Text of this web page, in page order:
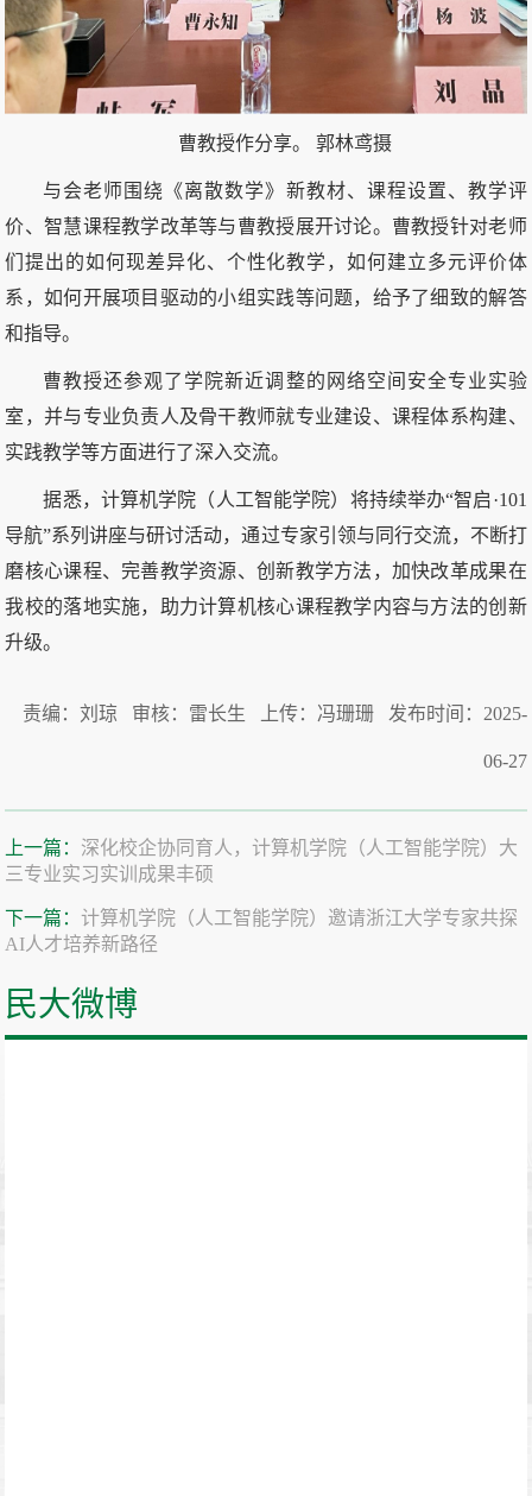
曹教授作分享。 郭林鸢摄
与会老师围绕《离散数学》新教材、课程设置、教学评
价、智慧课程教学改革等与曹教授展开讨论。曹教授针对老师
们提出的如何现差异化、个性化教学，如何建立多元评价体
系，如何开展项目驱动的小组实践等问题，给予了细致的解答
和指导。
曹教授还参观了学院新近调整的网络空间安全专业实验
室，并与专业负责人及骨干教师就专业建设、课程体系构建、
实践教学等方面进行了深入交流。
据悉，计算机学院（人工智能学院）将持续举办“智启·101
导航”系列讲座与研讨活动，通过专家引领与同行交流，不断打
磨核心课程、完善教学资源、创新教学方法，加快改革成果在
我校的落地实施，助力计算机核心课程教学内容与方法的创新
升级。
责编：刘琼 审核：雷长生 上传：冯珊珊 发布时间：2025-
06-27
上一篇： 深化校企协同育人，计算机学院（人工智能学院）大
三专业实习实训成果丰硕
下一篇：计算机学院（人工智能学院）邀请浙江大学专家共探
AI人才培养新路径
民大微博